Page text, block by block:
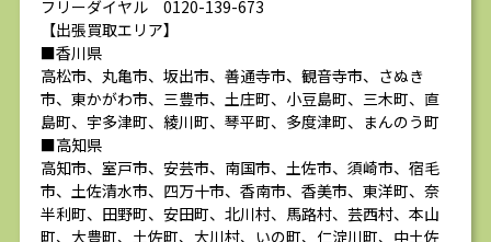
フリーダイヤル 0120-139-673
【出張買取エリア】
■香川県
高松市、丸亀市、坂出市、善通寺市、観音寺市、さぬき
市、東かがわ市、三豊市、土庄町、小豆島町、三木町、直
島町、宇多津町、綾川町、琴平町、多度津町、まんのう町
■高知県
高知市、室戸市、安芸市、南国市、土佐市、須崎市、宿毛
市、土佐清水市、四万十市、香南市、香美市、東洋町、奈
半利町、田野町、安田町、北川村、馬路村、芸西村、本山
町、大豊町、土佐町、大川村、いの町、仁淀川町、中土佐